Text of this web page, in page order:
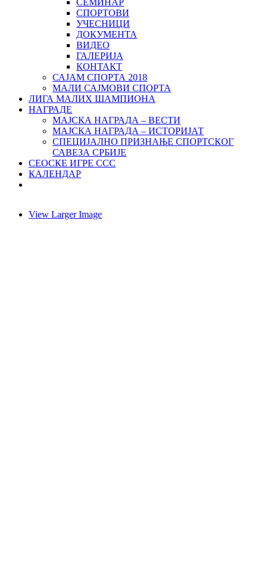
СЕМИНАР
СПОРТОВИ
УЧЕСНИЦИ
ДОКУМЕНТА
ВИДЕО
ГАЛЕРИЈА
КОНТАКТ
САЈАМ СПОРТА 2018
МАЛИ САЈМОВИ СПОРТА
ЛИГА МАЛИХ ШАМПИОНА
НАГРАДЕ
МАЈСКА НАГРАДА – ВЕСТИ
МАЈСКА НАГРАДА – ИСТОРИЈАТ
СПЕЦИЈАЛНО ПРИЗНАЊЕ СПОРТСКОГ
САВЕЗА СРБИЈЕ
СЕОСКЕ ИГРЕ ССС
КАЛЕНДАР
View Larger Image